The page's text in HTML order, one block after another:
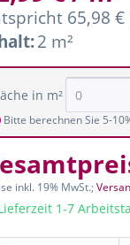
65,98
2 m²
in m²
Bitte berechnen Sie 5-
inkl. 19% MwSt.;
1-7